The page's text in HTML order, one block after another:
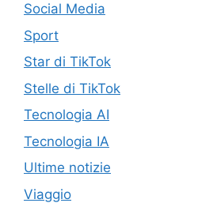
Social Media
Sport
Star di TikTok
Stelle di TikTok
Tecnologia AI
Tecnologia IA
Ultime notizie
Viaggio